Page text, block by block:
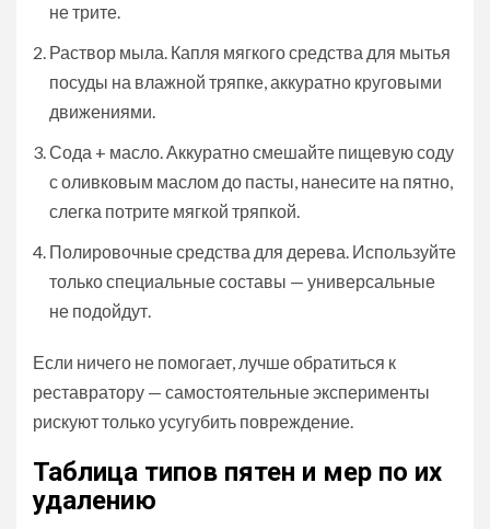
не трите.
Раствор мыла. Капля мягкого средства для мытья
посуды на влажной тряпке, аккуратно круговыми
движениями.
Сода + масло. Аккуратно смешайте пищевую соду
с оливковым маслом до пасты, нанесите на пятно,
слегка потрите мягкой тряпкой.
Полировочные средства для дерева. Используйте
только специальные составы — универсальные
не подойдут.
Если ничего не помогает, лучше обратиться к
реставратору — самостоятельные эксперименты
рискуют только усугубить повреждение.
Таблица типов пятен и мер по их
удалению